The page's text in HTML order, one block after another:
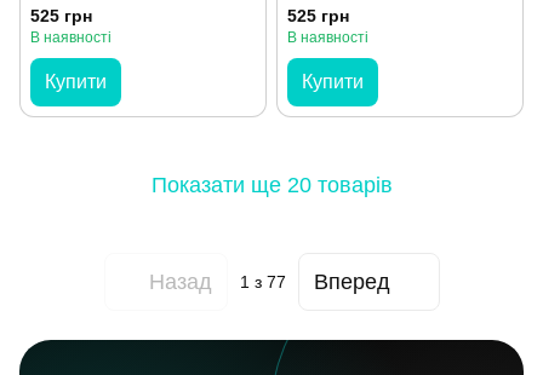
№4.07 Chestnut Natural
Tobacco 100 мл
525 грн
В наявності
Купити
№4.11 Chestnut Natural
Intense Ashy 100 мл
525 грн
В наявності
Купити
Показати ще 20 товарів
Назад 1 з 77 Вперед